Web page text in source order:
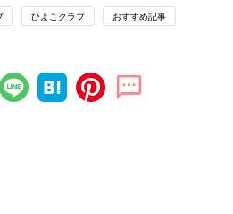
ひよこクラブ おすすめ記事